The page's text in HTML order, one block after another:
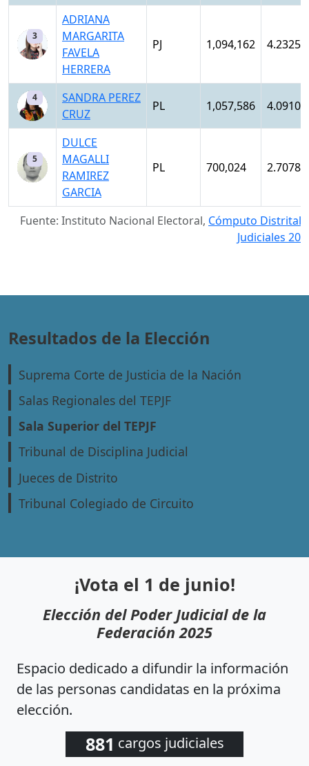
Fuente: Instituto Nacional Electoral, Cómputo
Judiciales
3
ADRIANA
MARGARITA
FAVELA
HERRERA
PJ 1,094,162 4.2325
4
SANDRA PEREZ
CRUZ
PL 1,057,586 4.0910
5
DULCE
MAGALLI
RAMIREZ
GARCIA
PL 700,024 2.7078
Resultados de la Elección
Suprema Corte de Justicia de la Nación
Salas Regionales del TEPJF
Sala Superior del TEPJF
Tribunal de Disciplina Judicial
Jueces de Distrito
Tribunal Colegiado de Circuito
¡Vota el 1 de junio!
Elección del Poder Judicial de la
Federación 2025
Espacio dedicado a difundir la información
de las personas candidatas en la próxima
elección.
881 cargos judiciales